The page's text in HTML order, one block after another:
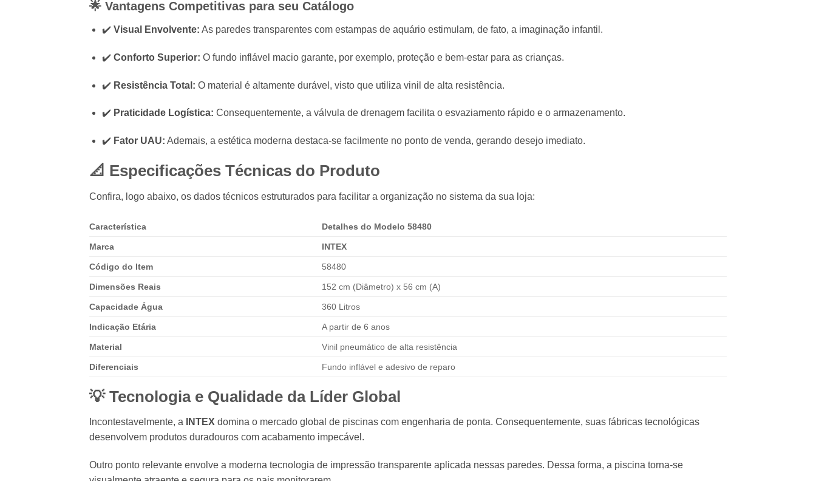
🌟 Vantagens Competitivas para seu Catálogo
✔️ Visual Envolvente: As paredes transparentes com estampas de aquário estimulam, de fato, a imaginação infantil.
✔️ Conforto Superior: O fundo inflável macio garante, por exemplo, proteção e bem-estar para as crianças.
✔️ Resistência Total: O material é altamente durável, visto que utiliza vinil de alta resistência.
✔️ Praticidade Logística: Consequentemente, a válvula de drenagem facilita o esvaziamento rápido e o armazenamento.
✔️ Fator UAU: Ademais, a estética moderna destaca-se facilmente no ponto de venda, gerando desejo imediato.
📐 Especificações Técnicas do Produto
Confira, logo abaixo, os dados técnicos estruturados para facilitar a organização no sistema da sua loja:
Característica Detalhes do Modelo 58480
Marca INTEX
Código do Item 58480
Dimensões Reais 152 cm (Diâmetro) x 56 cm (A)
Capacidade Água 360 Litros
Indicação Etária A partir de 6 anos
Material Vinil pneumático de alta resistência
Diferenciais Fundo inflável e adesivo de reparo
💡 Tecnologia e Qualidade da Líder Global
Incontestavelmente, a INTEX domina o mercado global de piscinas com engenharia de ponta. Consequentemente, suas fábricas tecnológicas
desenvolvem produtos duradouros com acabamento impecável.
Outro ponto relevante envolve a moderna tecnologia de impressão transparente aplicada nessas paredes. Dessa forma, a piscina torna-se